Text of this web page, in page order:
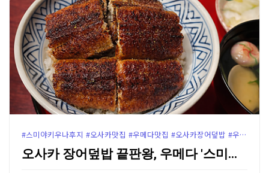
#스미야키우나후지 #오사카맛집 #우메다맛집 #오사카장어덮밥 #우메다장어덮밥 #오사카히츠마부시 #우메키타공원맛집 #오사카로컬맛집 #오사카고급맛집 #우메다우나후지 #오사카여행코스
오사카 장어덮밥 끝판왕, 우메다 '스미야키 우나후지' …